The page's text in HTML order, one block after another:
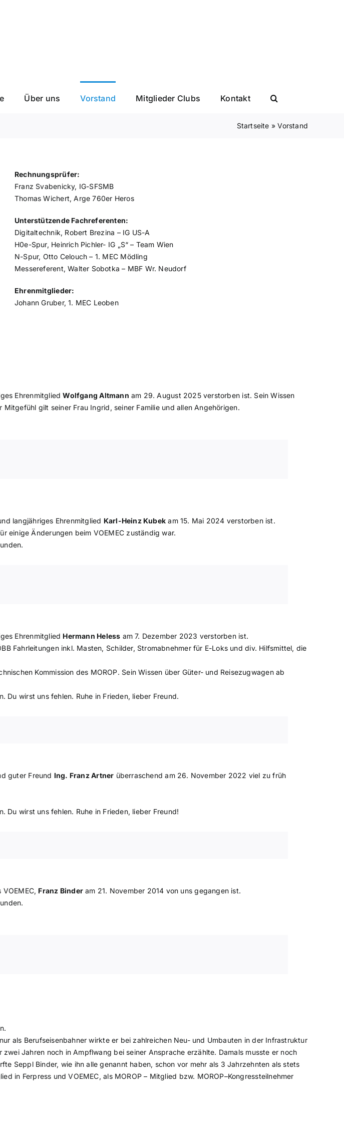
Über uns Vorstand Mitglieder Clubs Kontakt
Startseite »Vorstand
Rechnungsprüfer:
Franz Svabenicky, IG-SFSMB
Thomas Wichert, Arge 760er Heros
Unterstützende Fachreferenten:
Digitaltechnik, Robert Brezina – IG US-A
H0e-Spur, Heinrich Pichler- IG „S“ – Team Wien
N-Spur, Otto Celouch – 1. MEC Mödling
Messereferent, Walter Sobotka – MBF Wr. Neudorf
Ehrenmitglieder:
Johann Gruber, 1. MEC Leoben
EhrenmitgliedWolfgang Altmann am 29. August 2025 verstorben ist. Sein Wissen
gilt seiner Frau Ingrid, seiner Familie und allen Angehörigen.
langjähriges Ehrenmitglied Karl-Heinz Kubek am 15. Mai 2024 verstorben ist.
einige Änderungen beim VOEMEC zuständig war.
Ehrenmitglied Hermann Heless am 7. Dezember 2023 verstorben ist.
Fahrleitungen inkl. Masten, Schilder, Stromabnehmer für E-Loks und div. Hilfsmittel, die
Kommission des MOROP. Sein Wissen über Güter- und Reisezugwagen ab
Du wirst uns fehlen. Ruhe in Frieden, lieber Freund.
guter Freund Ing. Franz Artner überraschend am 26. November 2022 viel zu früh
Du wirst uns fehlen. Ruhe in Frieden, lieber Freund!
Franz Binder am 21. November 2014 von uns gegangen ist.
als Berufseisenbahner wirkte er bei zahlreichen Neu- und Umbauten in der Infrastruktur
Jahren noch in Ampflwang bei seiner Ansprache erzählte. Damals musste er noch
Seppl Binder, wie ihn alle genannt haben, schon vor mehr als 3 Jahrzehnten als stets
in Ferpress und VOEMEC, als MOROP – Mitglied bzw. MOROP–Kongressteilnehmer